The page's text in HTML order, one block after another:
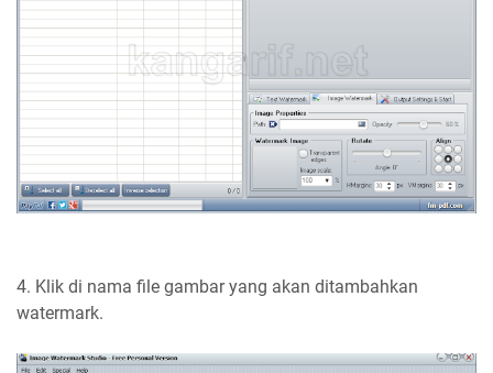
4. Klik di nama file gambar yang akan ditambahkan
watermark.